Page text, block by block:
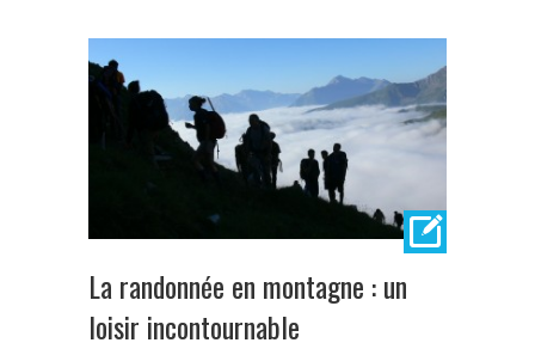
La randonnée en montagne : un
loisir incontournable